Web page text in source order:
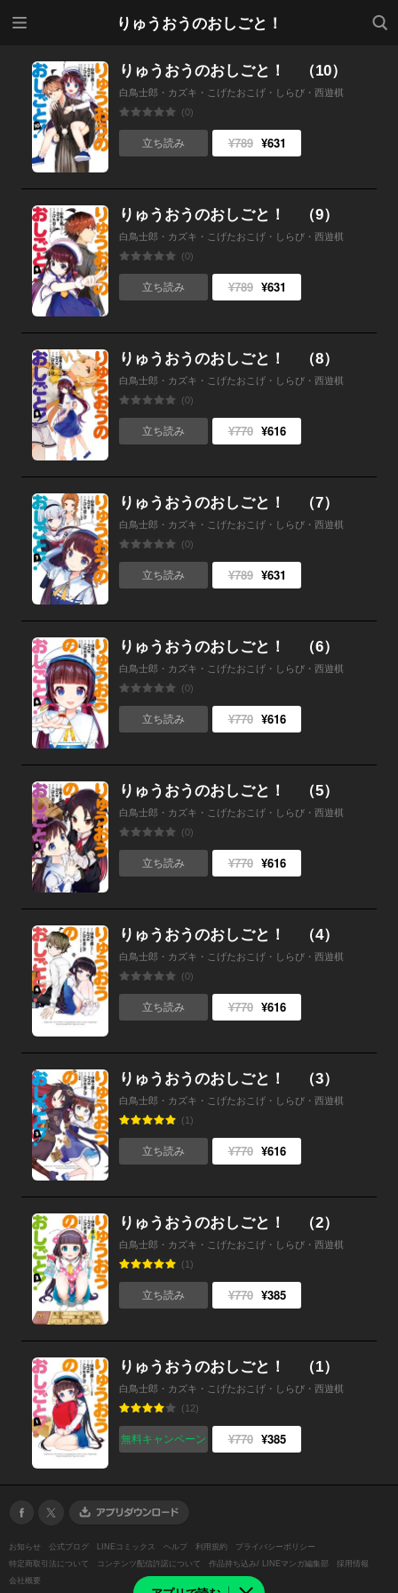
りゅうおうのおしごと！
検索
りゅうおうのおしごと！ （10）
白鳥士郎・カズキ・こげたおこげ・しらび・西遊棋
(0)
立ち読み ¥789 ¥631
りゅうおうのおしごと！ （9）
白鳥士郎・カズキ・こげたおこげ・しらび・西遊棋
(0)
立ち読み ¥789 ¥631
りゅうおうのおしごと！ （8）
白鳥士郎・カズキ・こげたおこげ・しらび・西遊棋
(0)
立ち読み ¥770 ¥616
りゅうおうのおしごと！ （7）
白鳥士郎・カズキ・こげたおこげ・しらび・西遊棋
(0)
立ち読み ¥789 ¥631
りゅうおうのおしごと！ （6）
白鳥士郎・カズキ・こげたおこげ・しらび・西遊棋
(0)
立ち読み ¥770 ¥616
りゅうおうのおしごと！ （5）
白鳥士郎・カズキ・こげたおこげ・しらび・西遊棋
(0)
立ち読み ¥770 ¥616
りゅうおうのおしごと！ （4）
白鳥士郎・カズキ・こげたおこげ・しらび・西遊棋
(0)
立ち読み ¥770 ¥616
りゅうおうのおしごと！ （3）
白鳥士郎・カズキ・こげたおこげ・しらび・西遊棋
(1)
立ち読み ¥770 ¥616
りゅうおうのおしごと！ （2）
白鳥士郎・カズキ・こげたおこげ・しらび・西遊棋
(1)
立ち読み ¥770 ¥385
りゅうおうのおしごと！ （1）
白鳥士郎・カズキ・こげたおこげ・しらび・西遊棋
(12)
無料キャンペーン ¥770 ¥385
お知らせ 公式ブログ LINEコミックス ヘルプ 利用規約
プライバシーポリシー
特定商取引法について
コンテンツ配信許諾について 作品持ち込み/ LINEマンガ編集部
採用情報
会社概要